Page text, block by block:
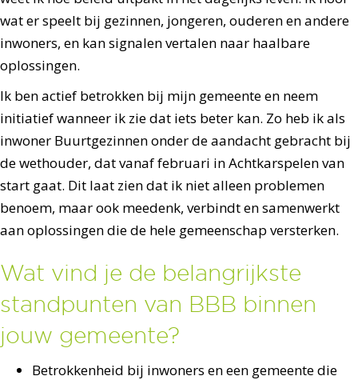
wat er speelt bij gezinnen, jongeren, ouderen en andere
inwoners, en kan signalen vertalen naar haalbare
oplossingen.
Ik ben actief betrokken bij mijn gemeente en neem
initiatief wanneer ik zie dat iets beter kan. Zo heb ik als
inwoner Buurtgezinnen onder de aandacht gebracht bij
de wethouder, dat vanaf februari in Achtkarspelen van
start gaat. Dit laat zien dat ik niet alleen problemen
benoem, maar ook meedenk, verbindt en samenwerkt
aan oplossingen die de hele gemeenschap versterken.
Wat vind je de belangrijkste
standpunten van BBB binnen
jouw gemeente?
Betrokkenheid bij inwoners en een gemeente die